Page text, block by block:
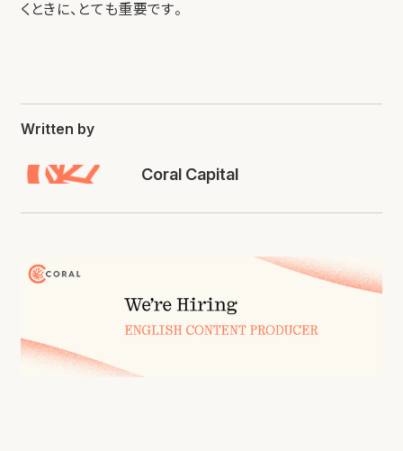
くときに、とても重要です。
Written by
Coral Capital